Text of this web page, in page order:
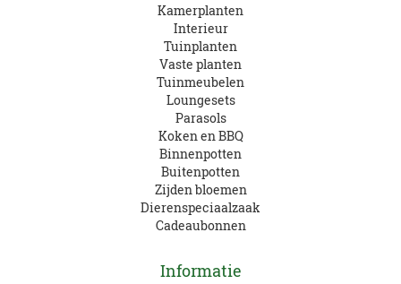
Kamerplanten
Interieur
Tuinplanten
Vaste planten
Tuinmeubelen
Loungesets
Parasols
Koken en BBQ
Binnenpotten
Buitenpotten
Zijden bloemen
Dierenspeciaalzaak
Cadeaubonnen
Informatie